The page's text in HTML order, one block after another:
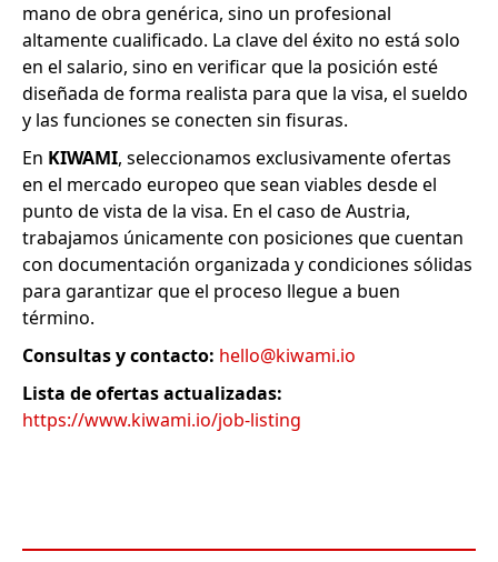
mano de obra genérica, sino un profesional
altamente cualificado. La clave del éxito no está solo
en el salario, sino en verificar que la posición esté
diseñada de forma realista para que la visa, el sueldo
y las funciones se conecten sin fisuras.
En KIWAMI, seleccionamos exclusivamente ofertas
en el mercado europeo que sean viables desde el
punto de vista de la visa. En el caso de Austria,
trabajamos únicamente con posiciones que cuentan
con documentación organizada y condiciones sólidas
para garantizar que el proceso llegue a buen
término.
Consultas y contacto: hello@kiwami.io
Lista de ofertas actualizadas:
https://www.kiwami.io/job-listing